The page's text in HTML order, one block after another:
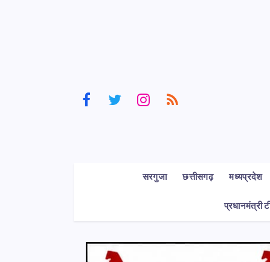
सरगुजा छत्तीसगढ़ मध्यप्रदेश
प्रधानमंत्री